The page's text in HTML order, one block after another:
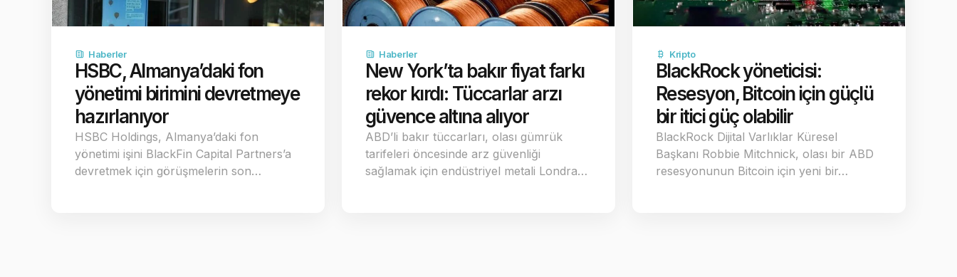
Haberler
HSBC, Almanya’daki fon
yönetimi birimini devretmeye
hazırlanıyor
HSBC Holdings, Almanya’daki fon
yönetimi işini BlackFin Capital Partners’a
devretmek için görüşmelerin son…
Haberler
New York’ta bakır fiyat farkı
rekor kırdı: Tüccarlar arzı
güvence altına alıyor
ABD’li bakır tüccarları, olası gümrük
tarifeleri öncesinde arz güvenliği
sağlamak için endüstriyel metali Londra…
Kripto
BlackRock yöneticisi:
Resesyon, Bitcoin için güçlü
bir itici güç olabilir
BlackRock Dijital Varlıklar Küresel
Başkanı Robbie Mitchnick, olası bir ABD
resesyonunun Bitcoin için yeni bir…